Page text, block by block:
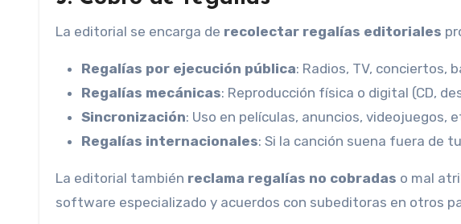
La editorial se encarga de recolectar regalías editoriales
Regalías por ejecución pública: Radios, TV, conciertos,
Regalías mecánicas: Reproducción física o digital (CD,
Sincronización: Uso en películas, anuncios, videojuegos,
Regalías internacionales: Si la canción suena fuera de
La editorial también reclama regalías no cobradas o mal
software especializado y acuerdos con subeditoras en otros